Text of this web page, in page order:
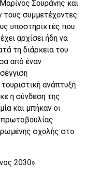
Σουράνης και
τους συμμετέχοντες
υποστηρικτές που
αρχίσει ήδη να
τη διάρκεια του
από έναν
ανάπτυξή
η σύνδεση της
και μπήκαν οι
σχολής στο
2030»